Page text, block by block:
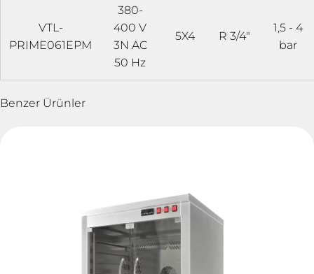
VTL-
PRIME061EPM
380-
400 V
3N AC
50 Hz
5X4 R 3/4"
1,5 - 4
bar
Benzer Ürünler